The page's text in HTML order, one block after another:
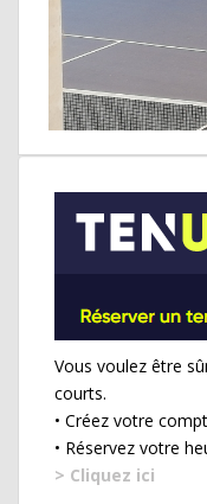
Vous voulez être
courts.
• Créez votre
• Réservez votre
> Cliquez ici